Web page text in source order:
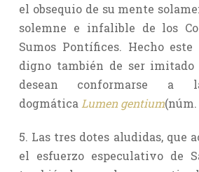
el obsequio de su mente
solemne e infalible de los
Sumos Pontífices. Hecho
digno también de ser
desean conformarse a
dogmática Lumen gentium(núm.
5. Las tres dotes aludidas, que
el esfuerzo especulativo de